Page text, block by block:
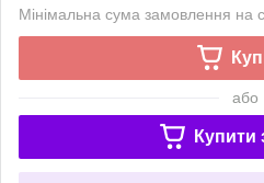
Мінімальна сума замовлення на
або
Купити